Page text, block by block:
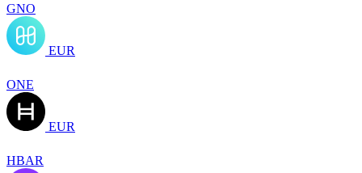
GNO
EUR
ONE
EUR
HBAR